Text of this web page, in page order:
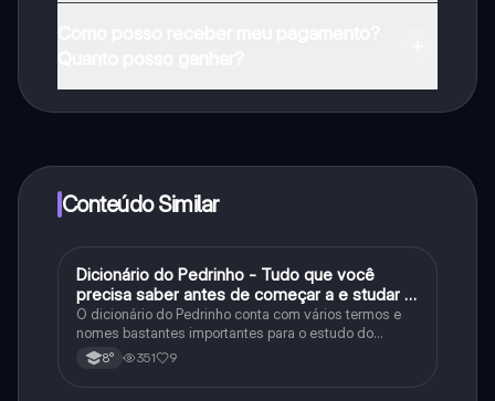
Conteúdo Similar
História
Dicionário do Pedrinho - Tudo que você
precisa saber antes de começar a e studar o
segundo reinado!
O dicionário do Pedrinho conta com vários termos e
nomes bastantes importantes para o estudo do
segundo reinado e muito mais.
8° 351 9